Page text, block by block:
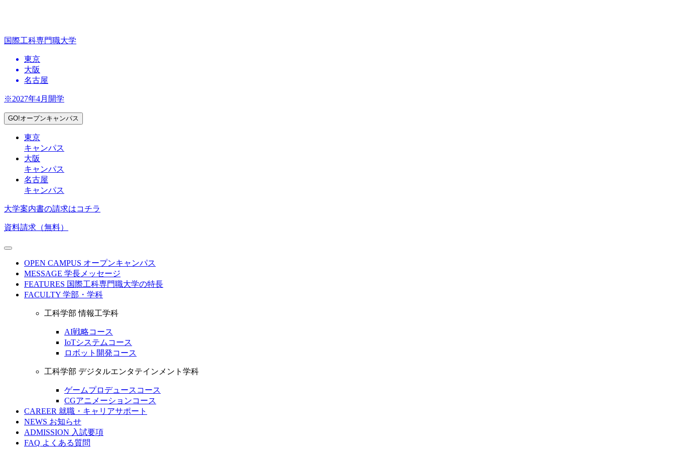
国際工科専門職大学
東京
大阪
名古屋
※2027年4月開学
GO!オープンキャンパス
東京
キャンパス
大阪
キャンパス
名古屋
キャンパス
大学案内書の請求はコチラ
資料請求（無料）
OPEN CAMPUS オープンキャンパス
MESSAGE 学長メッセージ
FEATURES 国際工科専門職大学の特長
FACULTY 学部・学科
工科学部 情報工学科
AI戦略コース
IoTシステムコース
ロボット開発コース
工科学部 デジタルエンタテインメント学科
ゲームプロデュースコース
CGアニメーションコース
CAREER 就職・キャリアサポート
NEWS お知らせ
ADMISSION 入試要項
FAQ よくある質問